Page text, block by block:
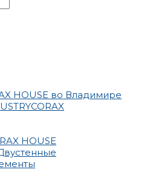
HOUSE во Владимире
CORAX
HOUSE